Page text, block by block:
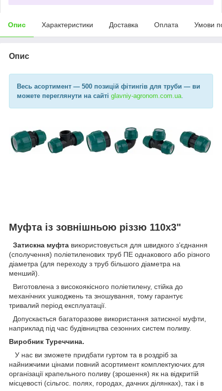
Опис Характеристики Доставка Оплата Умови
Опис
Весь асортимент — 500 позицій фітингів для труби — ви
можете переглянути на сайті glavniy-agronom.com.ua​
Муфта із зовнішньою різзю 110х3"
Затискна муфта використовується для швидкого зʼєднання
(сполучення) поліетиленових труб ПЕ однакового або різного
діаметра (для переходу з труб більшого діаметра на
менший).
Виготовлена з високоякісного поліетилену, стійка до
механічних ушкоджень та зношування, тому гарантує
тривалий період експлуатації.
Допускається багаторазове використання затискної муфти,
наприклад під час будівництва сезонних систем поливу.
Виробник Туреччина.
У нас ви зможете придбати гуртом та в роздріб за
найнижчими цінами повний асортимент комплектуючих для
організації крапельного поливу (зрошення) як на відкритій
місцевості (сільгос. полях, городах, дачних ділянках), так і в